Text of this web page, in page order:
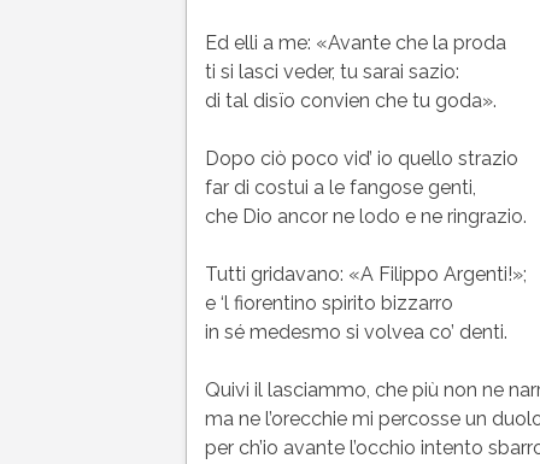
Ed elli a me: «Avante che la proda
ti si lasci veder, tu sarai sazio:
di tal disïo convien che tu goda».
Dopo ciò poco vid’ io quello strazio
far di costui a le fangose genti,
che Dio ancor ne lodo e ne ringrazio.
Tutti gridavano: «A Filippo Argenti!»;
e ‘l fiorentino spirito bizzarro
in sé medesmo si volvea co’ denti.
Quivi il lasciammo, che più non ne
ma ne l’orecchie mi percosse un
per ch’io avante l’occhio intento